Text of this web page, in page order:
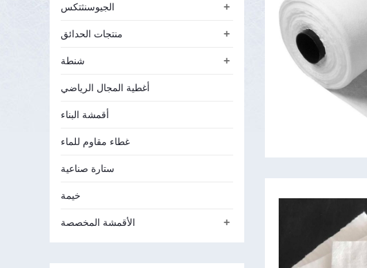
+ الجيوسنثتكس
+ منتجات الحدائق
+ شنطة
أغطية المجال الرياضي
أقمشة البناء
غطاء مقاوم للماء
ستارة صناعية
خيمة
+ الأقمشة المخصصة